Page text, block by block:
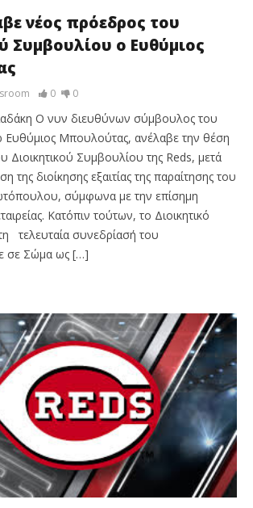
νέος πρόεδρος του
Συμβουλίου ο Ευθύμιος
0 0
Ο νυν διευθύνων σύμβουλος του
Ευθύμιος Μπουλούτας, ανέλαβε την θέση
Διοικητικού Συμβουλίου της Reds, μετά
της διοίκησης εξαιτίας της παραίτησης του
σύμφωνα με την επίσημη
Κατόπιν τούτων, το Διοικητικό
τελευταία συνεδρίασή του
σε Σώμα ως […]